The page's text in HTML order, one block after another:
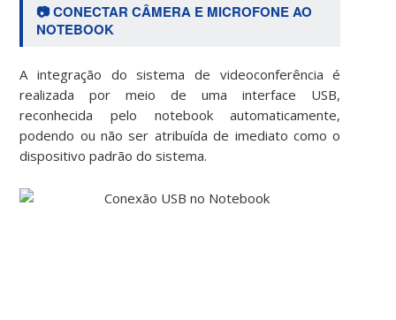
📷 CONECTAR CÂMERA E MICROFONE AO
NOTEBOOK
A integração do sistema de videoconferência é
realizada por meio de uma interface USB,
reconhecida pelo notebook automaticamente,
podendo ou não ser atribuída de imediato como o
dispositivo padrão do sistema.